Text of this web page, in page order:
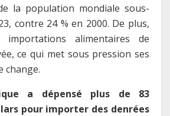
la population mondiale sous-
contre 24 % en 2000. De plus,
alimentaires de
ce qui met sous pression ses
change.
a dépensé plus de 83
pour importer des denrées